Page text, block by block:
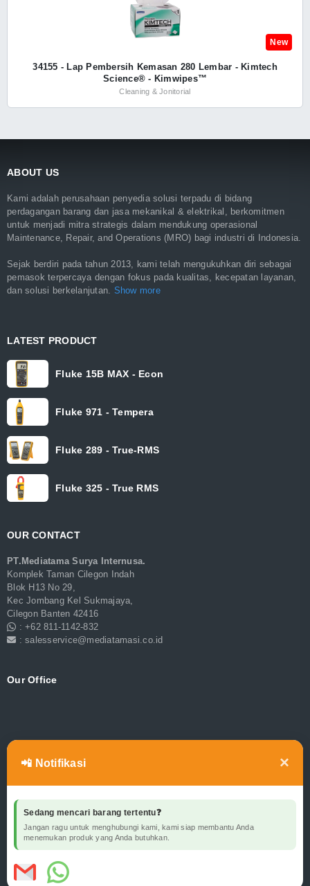
New
34155 - Lap Pembersih Kemasan 280 Lembar - Kimtech
Science® - Kimwipes™
Cleaning & Jonitorial
ABOUT US
Kami adalah perusahaan penyedia solusi terpadu di bidang
perdagangan barang dan jasa mekanikal & elektrikal, berkomitmen
untuk menjadi mitra strategis dalam mendukung operasional
Maintenance, Repair, and Operations (MRO) bagi industri di Indonesia.
Sejak berdiri pada tahun 2013, kami telah mengukuhkan diri sebagai
pemasok terpercaya dengan fokus pada kualitas, kecepatan layanan,
dan solusi berkelanjutan. Show more
LATEST PRODUCT
Fluke 15B MAX - Econ
Fluke 971 - Tempera
Fluke 289 - True-RMS
Fluke 325 - True RMS
OUR CONTACT
PT.Mediatama Surya Internusa.
Komplek Taman Cilegon Indah
Blok H13 No 29,
Kec Jombang Kel Sukmajaya,
Cilegon Banten 42416
: +62 811-1142-832
: salesservice@mediatamasi.co.id
Our Office
📲 Notifikasi ×
Sedang mencari barang tertentu❓
Jangan ragu untuk menghubungi kami, kami siap membantu Anda
menemukan produk yang Anda butuhkan.